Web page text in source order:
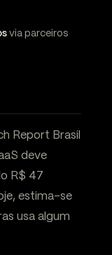
via parceiros
Report Brasil
deve
R$ 47
estima-se
usa algum